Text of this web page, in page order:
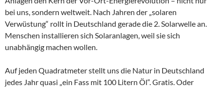
bei uns, sondern weltweit. Nach Jahren der „solaren
Verwüstung“ rollt in Deutschland gerade die 2. Solarwelle an.
Menschen installieren sich Solaranlagen, weil sie sich
unabhängig machen wollen.
Auf jeden Quadratmeter stellt uns die Natur in Deutschland
jedes Jahr quasi „ein Fass mit 100 Litern Öl“. Gratis. Oder